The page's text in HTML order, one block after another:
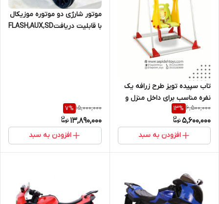
تاب سپیده تویز طرح زرافه یک
نفره مناسب برای داخل منزل و
بیرون منزل
6,500,000
13%
5,600,000
افزودن به سبد
موتور شارژی دو موتوره موزیکال
با قابلیت دریافتFLASH,AUX,SD
15,000,000
7%
13,890,000
افزودن به سبد